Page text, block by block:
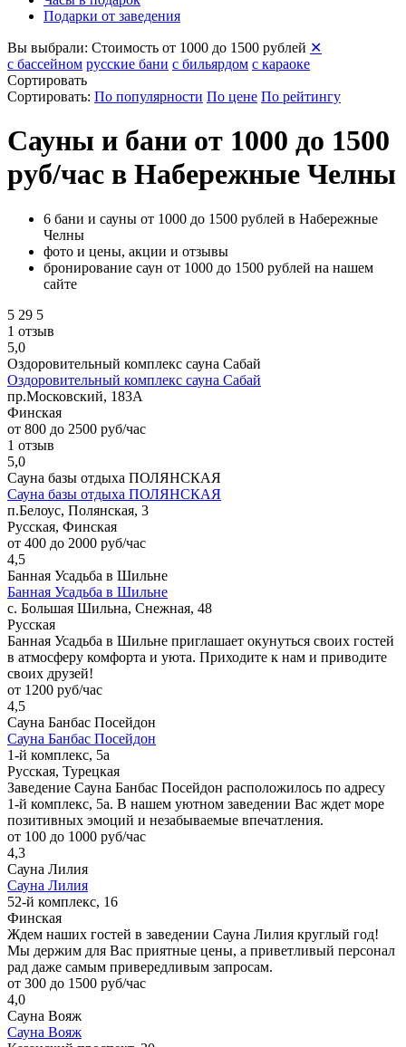
Подарки от заведения
Вы выбрали: Стоимость от 1000 до 1500 рублей ✕
с бассейном русские бани с бильярдом с караоке
Сортировать
Сортировать: По популярности По цене По рейтингу
Сауны и бани от 1000 до 1500
руб/час в Набережные Челны
6 бани и сауны от 1000 до 1500 рублей в Набережные
Челны
фото и цены, акции и отзывы
бронирование саун от 1000 до 1500 рублей на нашем
сайте
5 29 5
1 отзыв
5,0
Оздоровительный комплекс сауна Сабай
Оздоровительный комплекс сауна Сабай
пр.Московский, 183А
Финская
от 800 до 2500 руб/час
1 отзыв
5,0
Сауна базы отдыха ПОЛЯНСКАЯ
Сауна базы отдыха ПОЛЯНСКАЯ
п.Белоус, Полянская, 3
Русская, Финская
от 400 до 2000 руб/час
4,5
Банная Усадьба в Шильне
Банная Усадьба в Шильне
с. Большая Шильна, Снежная, 48
Русская
Банная Усадьба в Шильне приглашает окунуться своих гостей
в атмосферу комфорта и уюта. Приходите к нам и приводите
своих друзей!
от 1200 руб/час
4,5
Сауна Банбас Посейдон
Сауна Банбас Посейдон
1-й комплекс, 5а
Русская, Турецкая
Заведение Сауна Банбас Посейдон расположилось по адресу
1-й комплекс, 5а. В нашем уютном заведении Вас ждет море
позитивных эмоций и незабываемые впечатления.
от 100 до 1000 руб/час
4,3
Сауна Лилия
Сауна Лилия
52-й комплекс, 16
Финская
Ждем наших гостей в заведении Сауна Лилия круглый год!
Мы держим для Вас приятные цены, а приветливый персонал
рад даже самым привередливым запросам.
от 300 до 1500 руб/час
4,0
Сауна Вояж
Сауна Вояж